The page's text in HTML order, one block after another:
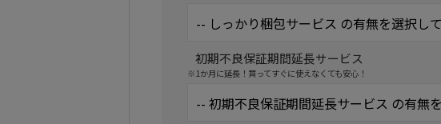
初期不良保証期間延長サービス
※1か月に延長！買ってすぐに使えなくても安心！